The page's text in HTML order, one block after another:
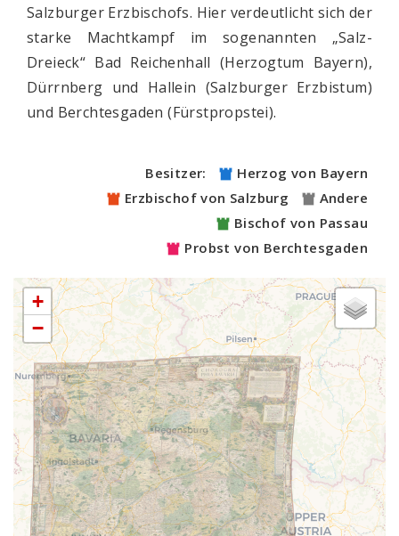
Salzburger Erzbischofs. Hier verdeutlicht sich der
starke Machtkampf im sogenannten „Salz-
Dreieck“ Bad Reichenhall (Herzogtum Bayern),
Dürrnberg und Hallein (Salzburger Erzbistum)
und Berchtesgaden (Fürstpropstei).
Besitzer:
Herzog von Bayern
Erzbischof von Salzburg
Andere
Bischof von Passau
Probst von Berchtesgaden
+
−